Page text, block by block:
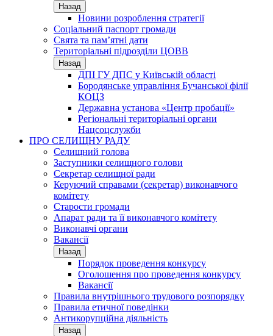
Назад
Новини розроблення стратегії
Соціальний паспорт громади
Свята та пам’ятні дати
Територіальні підрозділи ЦОВВ
Назад
ДПІ ГУ ДПС у Київській області
Бородянське управління Бучанської філії
КОЦЗ
Державна установа «Центр пробації»
Регіональні територіальні органи
Нацсоцслужби
ПРО СЕЛИЩНУ РАДУ
Селищний голова
Заступники селищного голови
Секретар селищної ради
Керуючий справами (секретар) виконавчого
комітету
Старости громади
Апарат ради та її виконавчого комітету
Виконавчі органи
Вакансії
Назад
Порядок проведення конкурсу
Оголошення про проведення конкурсу
Вакансії
Правила внутрішнього трудового розпорядку
Правила етичної поведінки
Антикорупційна діяльність
Назад